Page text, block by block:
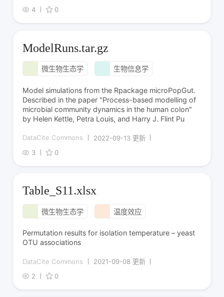
4
0
ModelRuns.tar.gz
微生物生态学 生物信息学
Model simulations from the Rpackage microPopGut.
Described in the paper "Process-based modelling of
microbial community dynamics in the human colon"
by Helen Kettle, Petra Louis, and Harry J. Flint Pu
DataCite Commons
2022-09-13 更新
3
0
Table_S11.xlsx
微生物生态学 温度效应
Permutation results for isolation temperature – yeast
OTU associations
DataCite Commons
2021-09-08 更新
2
0